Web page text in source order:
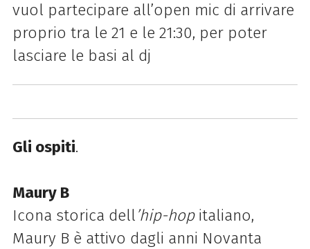
vuol partecipare all’open mic di arrivare
proprio tra le 21 e le 21:30, per poter
lasciare le basi al dj
Gli ospiti.
Maury B
Icona storica dell’hip-hop italiano,
Maury B è attivo dagli anni Novanta